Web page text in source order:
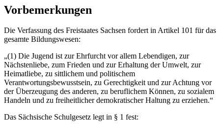
Vorbemerkungen
Die Verfassung des Freistaates Sachsen fordert in Artikel 101 für das
gesamte Bildungswesen:
„(1) Die Jugend ist zur Ehrfurcht vor allem Lebendigen, zur
Nächstenliebe, zum Frieden und zur Erhaltung der Umwelt, zur
Heimatliebe, zu sittlichem und politischem
Verantwortungsbewusstsein, zu Gerechtigkeit und zur Achtung vor
der Überzeugung des anderen, zu beruflichem Können, zu sozialem
Handeln und zu freiheitlicher demokratischer Haltung zu erziehen.“
Das Sächsische Schulgesetz legt in § 1 fest: